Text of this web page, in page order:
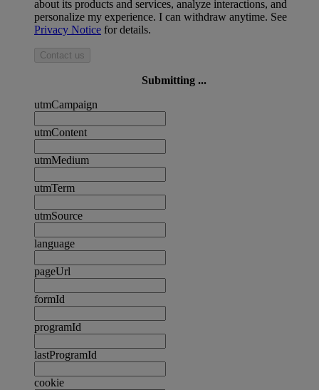
about its products and services, analyze interactions, and
personalize my experience. I can withdraw anytime. See
Privacy Notice for details.
Contact us
Submitting ...
utmCampaign
utmContent
utmMedium
utmTerm
utmSource
language
pageUrl
formId
programId
lastProgramId
cookie